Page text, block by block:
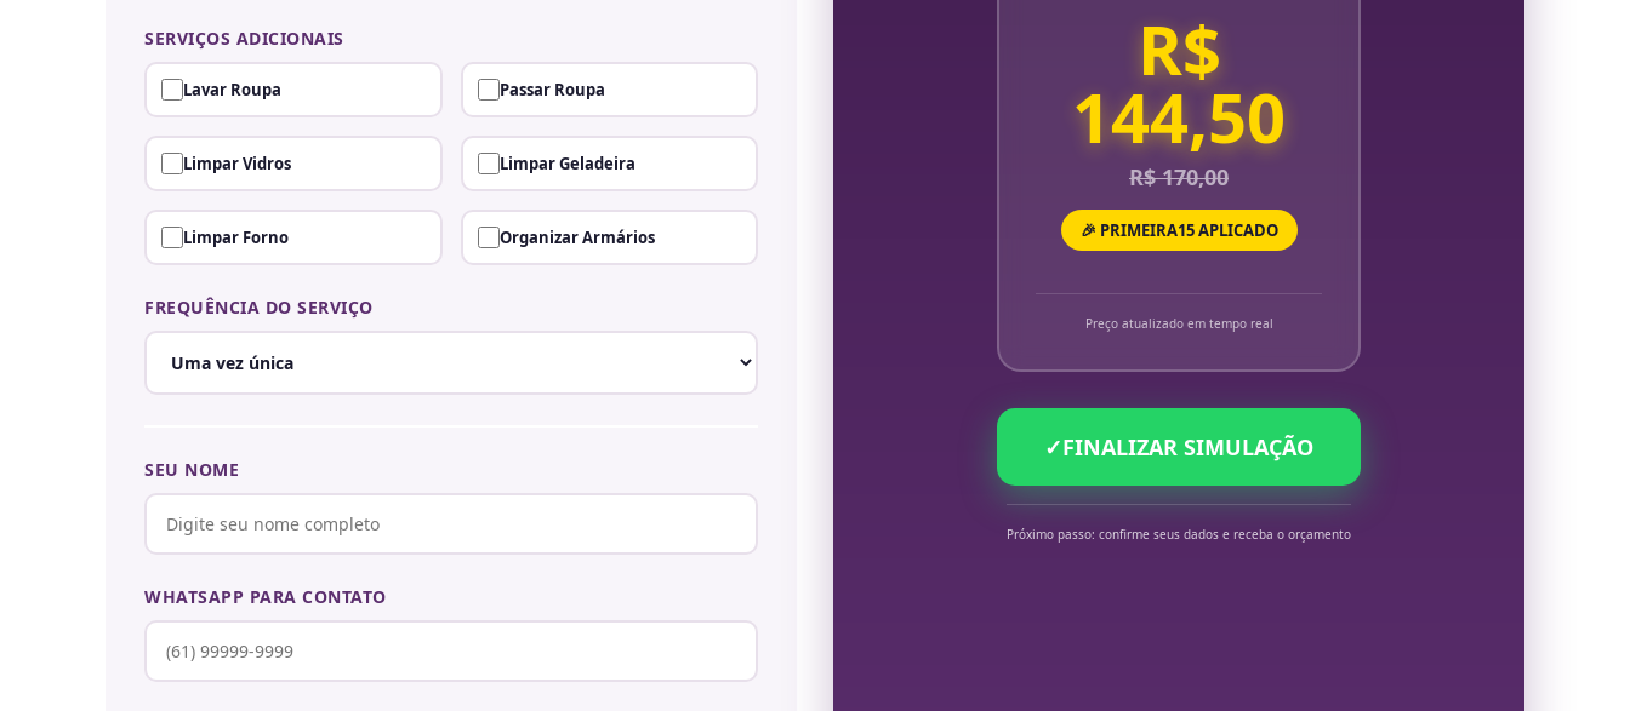
SERVIÇOS ADICIONAIS
Lavar Roupa Passar Roupa
Limpar Vidros Limpar Geladeira
Limpar Forno Organizar Armários
FREQUÊNCIA DO SERVIÇO
SEU NOME
WHATSAPP PARA CONTATO
R$
144,50
R$ 170,00
🎉 PRIMEIRA15 APLICADO
Preço atualizado em tempo real
✓FINALIZAR SIMULAÇÃO
Próximo passo: confirme seus dados e receba o orçamento